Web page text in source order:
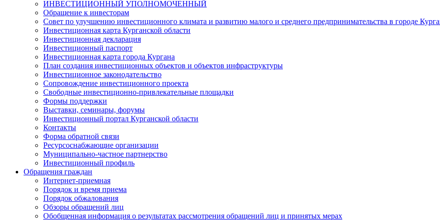
ИНВЕСТИЦИОННЫЙ УПОЛНОМОЧЕННЫЙ
Обращение к инвесторам
Совет по улучшению инвестиционного климата и развитию малого и среднего предпринимательства в городе
Инвестиционная карта Курганской области
Инвестиционная декларация
Инвестиционный паспорт
Инвестиционная карта города Кургана
План создания инвестиционных объектов и объектов инфраструктуры
Инвестиционное законодательство
Сопровождение инвестиционного проекта
Свободные инвестиционно-привлекательные площадки
Формы поддержки
Выставки, семинары, форумы
Инвестиционный портал Курганской области
Контакты
Форма обратной связи
Ресурсоснабжающие организации
Муниципально-частное партнерство
Инвестиционный профиль
Обращения граждан
Интернет-приемная
Порядок и время приема
Порядок обжалования
Обзоры обращений лиц
Обобщенная информация о результатах рассмотрения обращений лиц и принятых мерах